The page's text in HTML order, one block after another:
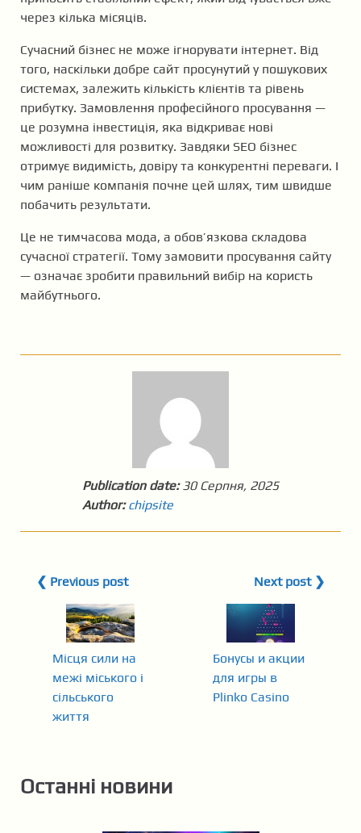
через кілька місяців.
Сучасний бізнес не може ігнорувати інтернет. Від
того, наскільки добре сайт просунутий у пошукових
системах, залежить кількість клієнтів та рівень
прибутку. Замовлення професійного просування —
це розумна інвестиція, яка відкриває нові
можливості для розвитку. Завдяки SEO бізнес
отримує видимість, довіру та конкурентні переваги. І
чим раніше компанія почне цей шлях, тим швидше
побачить результати.
Це не тимчасова мода, а обов’язкова складова
сучасної стратегії. Тому замовити просування сайту
— означає зробити правильний вибір на користь
майбутнього.
Publication date: 30 Серпня, 2025
Author: chipsite
❮ Previous post
Місця сили на
межі міського і
сільського
життя
Next post ❯
Бонусы и акции
для игры в
Plinko Casino
Останні новини